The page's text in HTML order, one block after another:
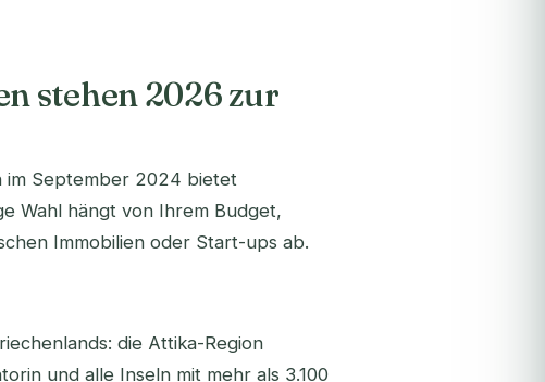
stehen 2026 zur
im September 2024 bietet
Wahl hängt von Ihrem Budget,
Immobilien oder Start-ups ab.
die Attika-Region
und alle Inseln mit mehr als 3.100